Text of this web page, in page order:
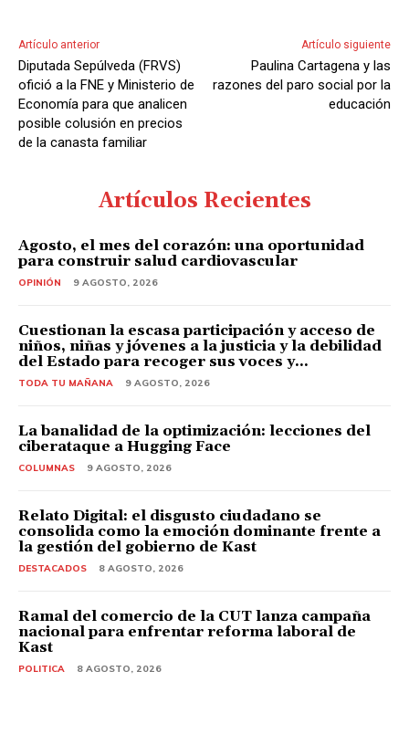
Artículo anterior
Diputada Sepúlveda (FRVS)
ofició a la FNE y Ministerio de
Economía para que analicen
posible colusión en precios
de la canasta familiar
Artículo siguiente
Paulina Cartagena y las
razones del paro social por la
educación
Artículos Recientes
Agosto, el mes del corazón: una oportunidad
para construir salud cardiovascular
OPINIÓN 9 AGOSTO, 2026
Cuestionan la escasa participación y acceso de
niños, niñas y jóvenes a la justicia y la debilidad
del Estado para recoger sus voces y...
TODA TU MAÑANA 9 AGOSTO, 2026
La banalidad de la optimización: lecciones del
ciberataque a Hugging Face
COLUMNAS 9 AGOSTO, 2026
Relato Digital: el disgusto ciudadano se
consolida como la emoción dominante frente a
la gestión del gobierno de Kast
DESTACADOS 8 AGOSTO, 2026
Ramal del comercio de la CUT lanza campaña
nacional para enfrentar reforma laboral de
Kast
POLITICA 8 AGOSTO, 2026